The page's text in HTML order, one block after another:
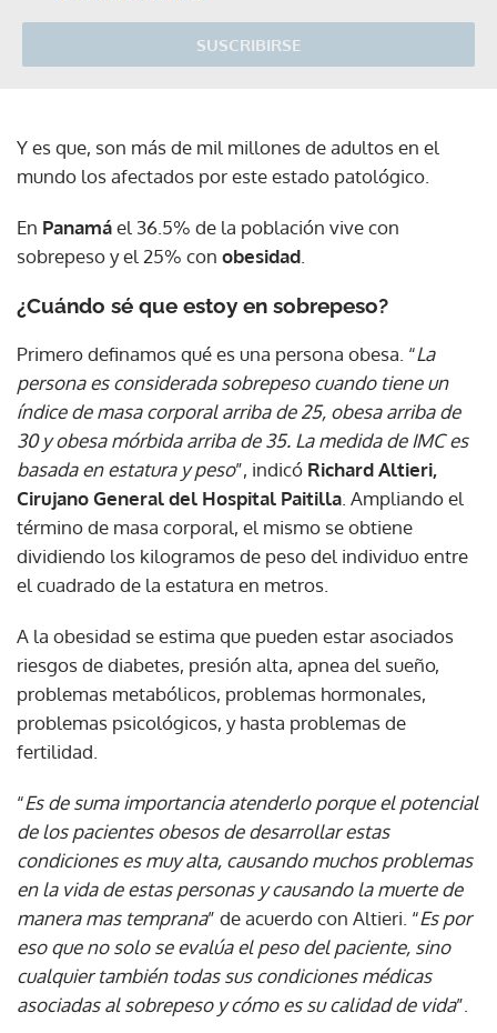
SUSCRIBIRSE
Y es que, son más de mil millones de adultos en el
mundo los afectados por este estado patológico.
En Panamáel 36.5% de la población vive con
sobrepeso y el 25% con obesidad
¿Cuándo sé que estoy en sobrepeso?
Primero definamos qué es una persona obesa. “La
persona es considerada sobrepeso cuando tiene un
índice de masa corporal arriba de 25, obesa arriba de
30 y obesa mórbida arriba de 35. La medida de IMC es
basada en estatura y peso”, indicó Richard Altieri,
Cirujano General del Hospital Paitilla . Ampliando el
término de masa corporal, el mismo se obtiene
dividiendo los kilogramos de peso del individuo entre
el cuadrado de la estatura en metros.
A la obesidad se estima que pueden estar asociados
riesgos de diabetes, presión alta, apnea del sueño,
problemas metabólicos, problemas hormonales,
problemas psicológicos, y hasta problemas de
fertilidad.
“Es de suma importancia atenderlo porque el potencial
de los pacientes obesos de desarrollar estas
condiciones es muy alta, causando muchos problemas
en la vida de estas personas y causando la muerte de
manera mas temprana” de acuerdo con Altieri. “Es por
eso que no solo se evalúa el peso del paciente, sino
cualquier también todas sus condiciones médicas
asociadas al sobrepeso y cómo es su calidad de vida”.